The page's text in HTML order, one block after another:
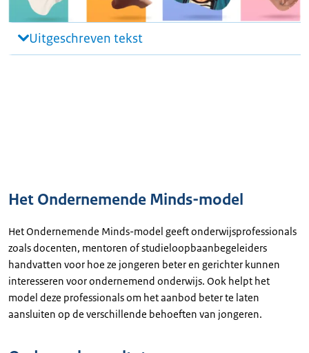
Uitgeschreven tekst
Het Ondernemende Minds-model
Het Ondernemende Minds-model geeft onderwijsprofessionals
zoals docenten, mentoren of studieloopbaanbegeleiders
handvatten voor hoe ze jongeren beter en gerichter kunnen
interesseren voor ondernemend onderwijs. Ook helpt het
model deze professionals om het aanbod beter te laten
aansluiten op de verschillende behoeften van jongeren.